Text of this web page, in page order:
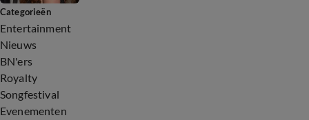
Categorieën
Entertainment
Nieuws
BN'ers
Royalty
Songfestival
Evenementen